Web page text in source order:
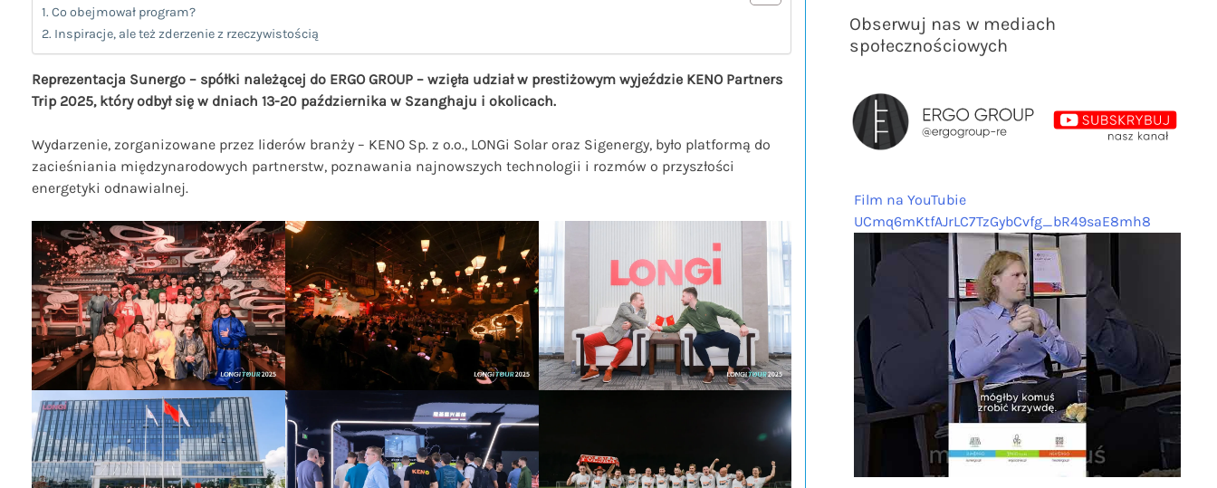
Co obejmował program?
Inspiracje, ale też zderzenie z rzeczywistością
Reprezentacja Sunergo – spółki należącej do ERGO GROUP – wzięła udział w prestiżowym wyjeździe KENO Partners
Trip 2025, który odbył się w dniach 13-20 października w Szanghaju i okolicach.
Wydarzenie, zorganizowane przez liderów branży – KENO Sp. z o.o., LONGi Solar oraz Sigenergy, było platformą do
zacieśniania międzynarodowych partnerstw, poznawania najnowszych technologii i rozmów o przyszłości
energetyki odnawialnej.
Obserwuj nas w mediach
społecznościowych
Film na YouTubie
UCmq6mKtfAJrLC7TzGybCvfg_bR49saE8mh8